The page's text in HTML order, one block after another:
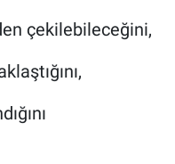
çekilebileceğini,